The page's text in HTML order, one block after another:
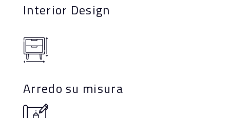
Interior Design
Arredo su misura